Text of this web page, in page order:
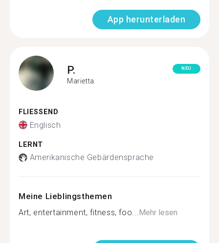
App herunterladen
P.
Marietta
NEU
FLIESSEND
Englisch
LERNT
Amerikanische Gebärdensprache
Meine Lieblingsthemen
Art, entertainment, fitness, foo...Mehr lesen